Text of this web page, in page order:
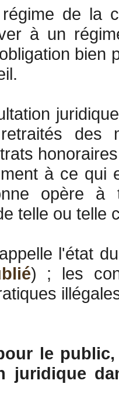
de la
à un
bien
des
à ce qui
opère à
telle ou telle
l'état
) ; les
le
juridique